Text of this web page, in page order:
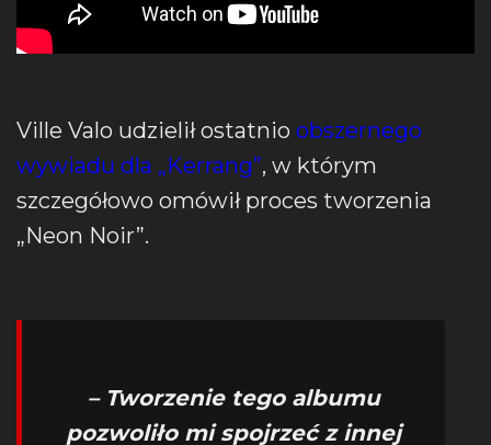
Ville Valo udzielił ostatnio obszernego
wywiadu dla „Kerrang”, w którym
szczegółowo omówił proces tworzenia
„Neon Noir”.
– Tworzenie tego albumu
pozwoliło mi spojrzeć z innej